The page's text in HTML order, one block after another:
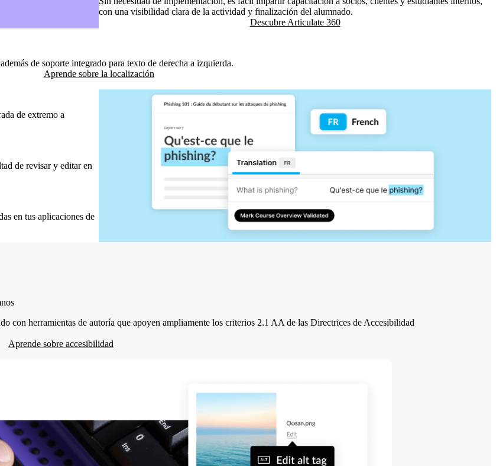
con una visibilidad clara de la actividad y finalización del alumnado.
Descubre Articulate 360
de soporte integrado para texto de derecha a izquierda.
Aprende sobre la localización
de extremo a
de revisar y editar en
en tus aplicaciones de
con herramientas de autoría que apoyen ampliamente los criterios 2.1 AA de las Directrices de Accesibilidad
Aprende sobre accesibilidad